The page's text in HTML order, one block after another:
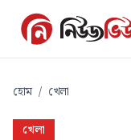
হোম / খেলা
খেলা